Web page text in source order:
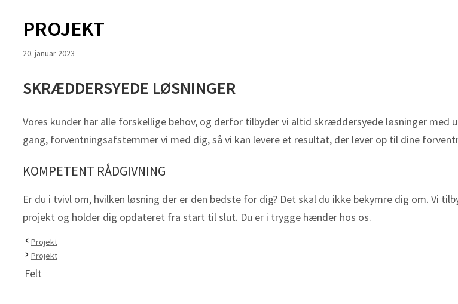
PROJEKT
20. januar 2023
SKRÆDDERSYEDE LØSNINGER
Vores kunder har alle forskellige behov, og derfor tilbyder vi altid skræddersyede løsninger med
gang, forventningsafstemmer vi med dig, så vi kan levere et resultat, der lever op til dine
KOMPETENT RÅDGIVNING
Er du i tvivl om, hvilken løsning der er den bedste for dig? Det skal du ikke bekymre dig om. Vi
projekt og holder dig opdateret fra start til slut. Du er i trygge hænder hos os.
Projekt
Projekt
Felt